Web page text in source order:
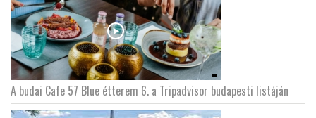
A budai Cafe 57 Blue étterem 6. a Tripadvisor budapesti listáján